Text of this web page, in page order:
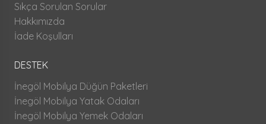
Sıkça Sorulan Sorular
Hakkımızda
İade Koşulları
DESTEK
İnegöl Mobilya Düğün Paketleri
İnegöl Mobilya Yatak Odaları
İnegöl Mobilya Yemek Odaları